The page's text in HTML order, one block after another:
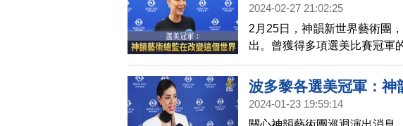
2024-02-27 21:02:25
2月25日，神韻新世界藝術團
出。曾獲得多項選美比賽冠軍
了神性的光輝，神韻藝術總監
波多黎各選美冠軍：神
2024-01-23 19:59:14